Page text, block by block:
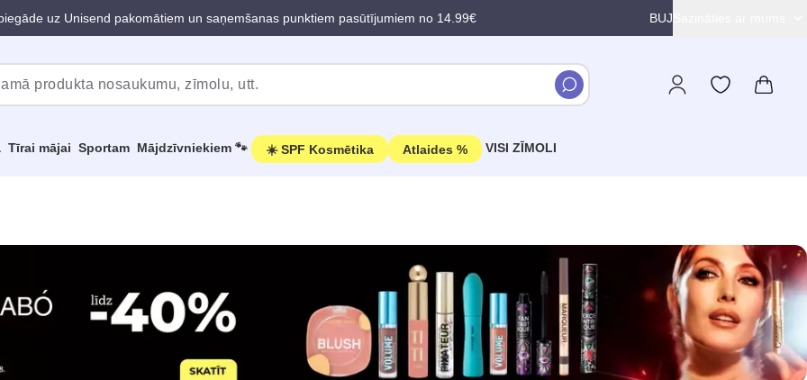
uz Unisend pakomātiem un saņemšanas punktiem pasūtījumiem no 14.99€ BUJ
Tīrai mājai Sportam Mājdzīvniekiem 🐾 ☀️ SPF Kosmētika Atlaides % VISI ZĪMOLI